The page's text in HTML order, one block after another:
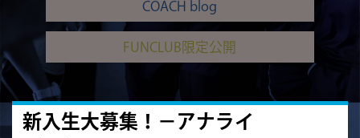
COACH blog
FUNCLUB限定公開
新入生大募集！－アナライ